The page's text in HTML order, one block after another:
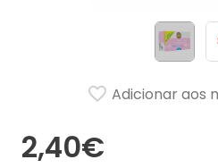
2,40€
Adicionar aos